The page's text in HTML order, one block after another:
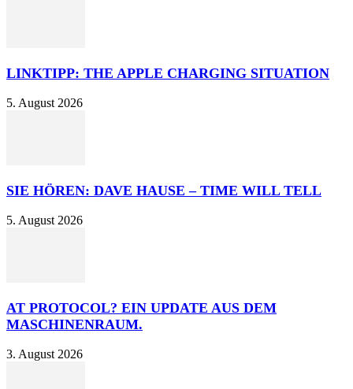
LINKTIPP: THE APPLE CHARGING SITUATION
5. August 2026
SIE HÖREN: DAVE HAUSE – TIME WILL TELL
5. August 2026
AT PROTOCOL? EIN UPDATE AUS DEM
MASCHINENRAUM.
3. August 2026